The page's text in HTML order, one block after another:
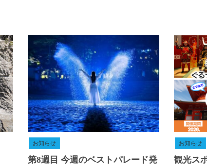
お知らせ
第8週目 今週のベストパレード発
お知らせ
観光ス